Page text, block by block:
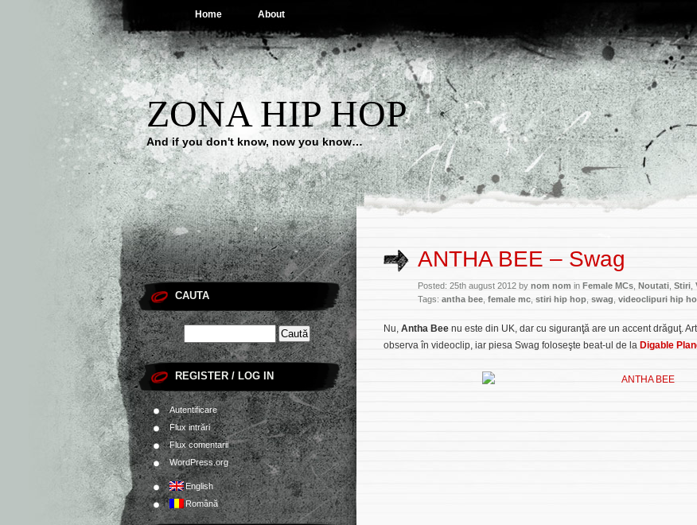
Home About
ZONA HIP HOP
And if you don't know, now you know…
CAUTA
REGISTER / LOG IN
Autentificare
Flux intrări
Flux comentarii
WordPress.org
English
Română
ANTHA BEE – Swag
Posted: 25th august 2012 by nom nom in Female MCs Noutati Stiri
Tags: antha bee female mc stiri hip hop swag videoclipuri hip
Nu, Antha Bee nu este din UK, dar cu siguranţă are un accent drăguţ.
observa în videoclip, iar piesa Swag foloseşte beat-ul de la Digable